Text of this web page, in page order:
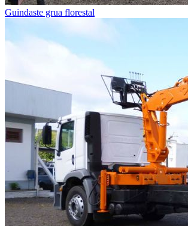
Guindaste grua florestal